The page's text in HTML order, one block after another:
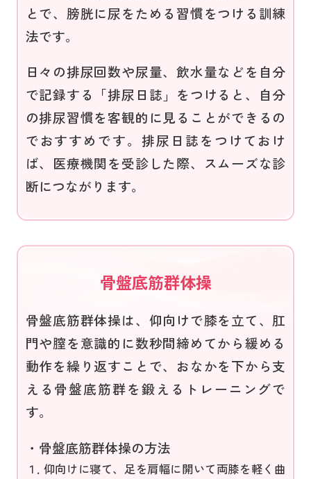
とで、膀胱に尿をためる習慣をつける訓練
法です。
日々の排尿回数や尿量、飲水量などを自分
で記録する「排尿日誌」をつけると、自分
の排尿習慣を客観的に見ることができるの
でおすすめです。排尿日誌をつけておけ
ば、医療機関を受診した際、スムーズな診
断につながります。
骨盤底筋群体操
骨盤底筋群体操は、仰向けで膝を立て、肛
門や膣を意識的に数秒間締めてから緩める
動作を繰り返すことで、おなかを下から支
える骨盤底筋群を鍛えるトレーニングで
す。
・骨盤底筋群体操の方法
１．仰向けに寝て、足を肩幅に開いて両膝を軽く曲